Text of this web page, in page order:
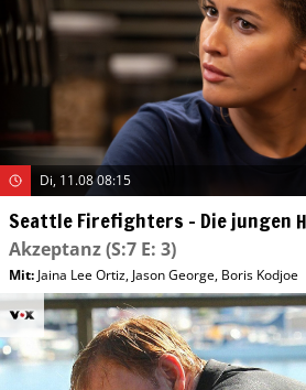
Di, 11.08 08:15
Seattle Firefighters – Die jungen
Akzeptanz(S:7 E: 3)
Mit: Jaina Lee Ortiz, Jason George, Boris Kodjoe